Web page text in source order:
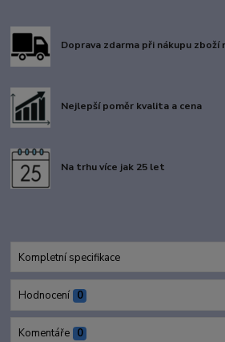
Doprava zdarma při nákupu zboží
Nejlepší poměr kvalita a cena
Na trhu více jak 25 let
Kompletní specifikace
Hodnocení 0
Komentáře 0